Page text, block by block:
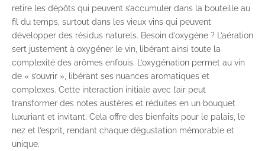
retire les dépôts qui peuvent s’accumuler dans la bouteille au
fil du temps, surtout dans les vieux vins qui peuvent
développer des résidus naturels. Besoin d’oxygène ? L’aération
sert justement à oxygéner le vin, libérant ainsi toute la
complexité des arômes enfouis. L’oxygénation permet au vin
de « s’ouvrir », libérant ses nuances aromatiques et
complexes. Cette interaction initiale avec l’air peut
transformer des notes austères et réduites en un bouquet
luxuriant et invitant. Cela offre des bienfaits pour le palais, le
nez et l’esprit, rendant chaque dégustation mémorable et
unique.